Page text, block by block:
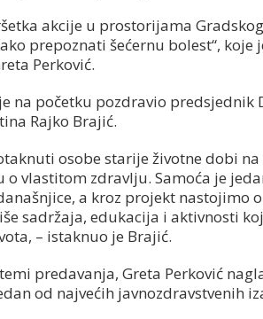
akcije u prostorijama
prepoznati šećernu bolest“,
Perković.
na početku pozdravio predsjednik
Rajko Brajić.
osobe starije životne dobi
o vlastitom zdravlju. Samoća je
a kroz projekt nastojimo
sadržaja, edukacija i aktivnosti
– istaknuo je Brajić.
predavanja, Greta Perković
od najvećih javnozdravstvenih